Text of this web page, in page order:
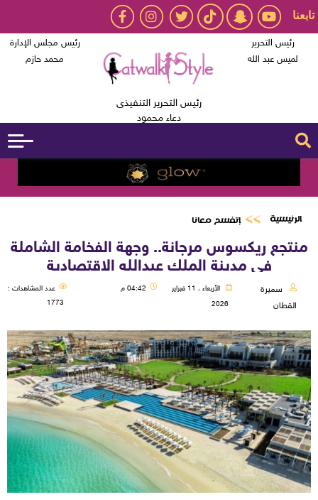
تابعنا
رئيس التحرير
لميس عبد الله
رئيس التحرير التنفيذى
دعاء محمود
رئيس مجلس الإدارة
محمد حازم
الرئيسية إتفسح معانا
منتجع ريكسوس مرجانة.. وجهة الفخامة الشاملة
في مدينة الملك عبدالله الاقتصادية
سميرة
القطان
الأربعاء ، 11 فبراير
2026
04:42 م
عدد المشاهدات :
1773